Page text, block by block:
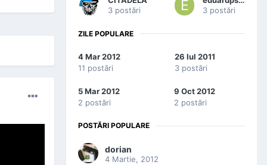
3 postări
3 postări
ZILE POPULARE
4 Mar 2012
11 postări
26 Iul 2011
3 postări
5 Mar 2012
2 postări
9 Oct 2012
2 postări
POSTĂRI POPULARE
dorian
4 Martie, 2012